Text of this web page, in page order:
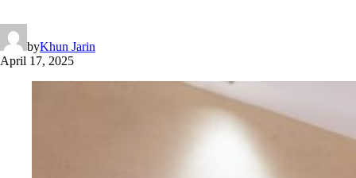
byKhun Jarin
April 17, 2025